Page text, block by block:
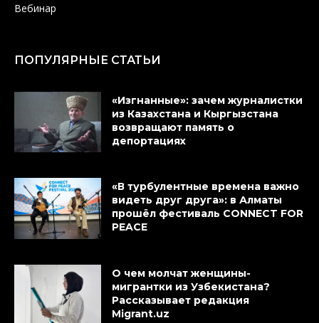
Вебинар
ПОПУЛЯРНЫЕ СТАТЬИ
«Изгнанные»: зачем журналистки
из Казахстана и Кыргызстана
возвращают память о
депортациях
«В турбулентные времена важно
видеть друг друга»: в Алматы
прошёл фестиваль CONNECT FOR
PEACE
О чем молчат женщины-
мигрантки из Узбекистана?
Рассказывает редакция
Migrant.uz